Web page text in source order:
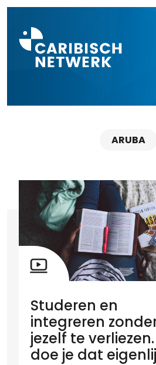
ARUBA
Studeren en
integreren
jezelf te
doe je dat